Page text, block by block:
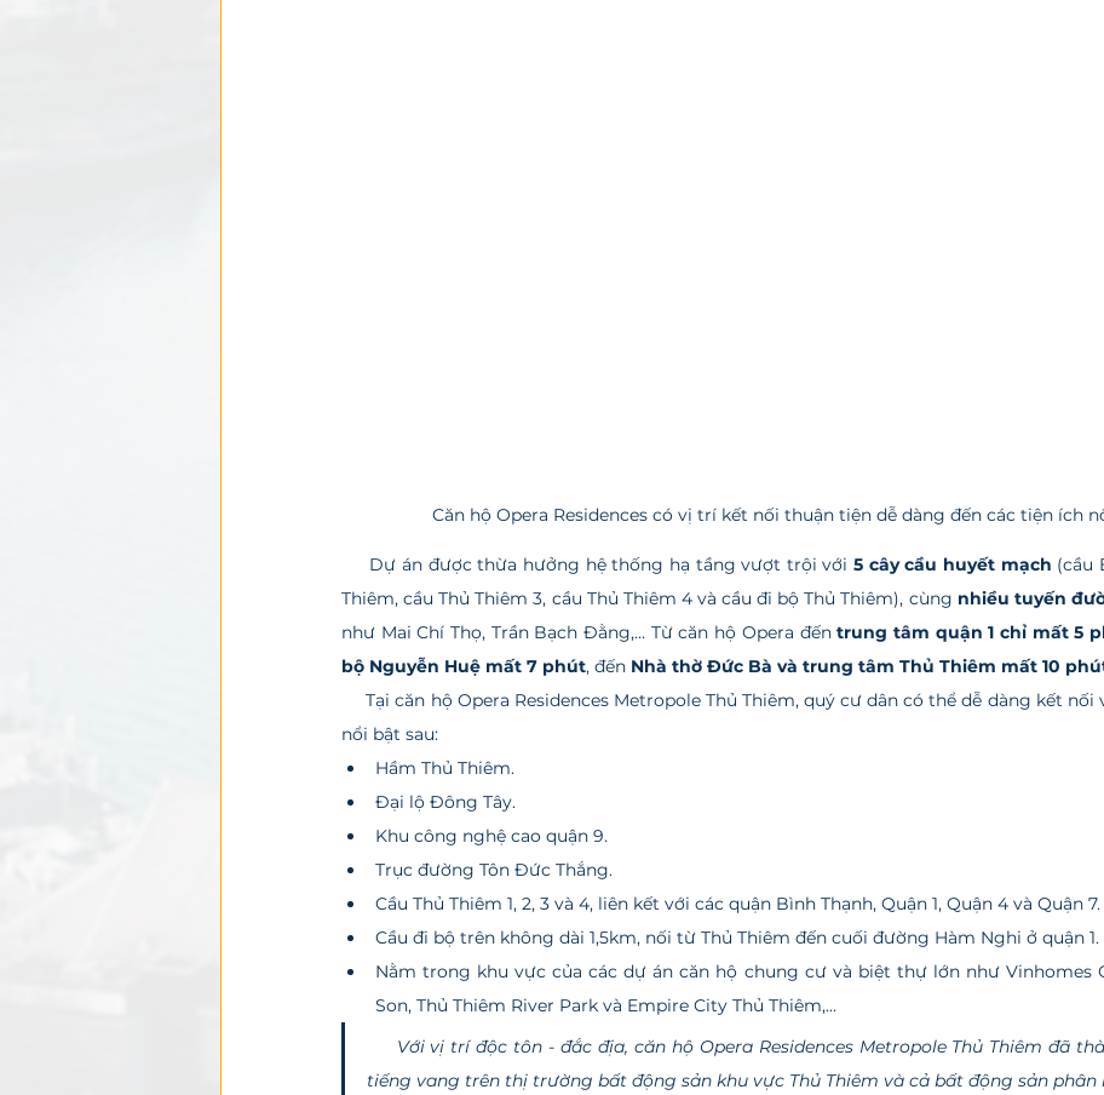
Căn hộ Opera Residences có vị trí kết nối thuận tiện dễ dàng đến các tiện ích
     Dự án được thừa hưởng hệ thống hạ tầng vượt trội với
5 cây cầu huyết mạch (cầu
Thiêm, cầu Thủ Thiêm 3, cầu Thủ Thiêm 4 và cầu đi bộ Thủ Thiêm), cùng nhiều tuyến
như Mai Chí Thọ, Trần Bạch Đằng,... Từ căn hộ Opera đến trung tâm quận 1 chỉ mất 5
bộ Nguyễn Huệ mất 7 phút, đến Nhà thờ Đức Bà và trung tâm Thủ Thiêm mất 10
     Tại căn hộ Opera Residences Metropole Thủ Thiêm, quý cư dân có thể dễ dàng kết nối với các địa điểm
nổi bật sau:
Hầm Thủ Thiêm.
Đại lộ Đông Tây.
Khu công nghệ cao quận 9.
Trục đường Tôn Đức Thắng.
Cầu Thủ Thiêm 1, 2, 3 và 4, liên kết với các quận Bình Thạnh, Quận 1, Quận 4 và Quận 7.
Cầu đi bộ trên không dài 1,5km, nối từ Thủ Thiêm đến cuối đường Hàm Nghi ở quận 1.
Nằm trong khu vực của các dự án căn hộ chung cư và biệt thự lớn như Vinhomes
Son, Thủ Thiêm River Park và Empire City Thủ Thiêm,...
Với vị trí độc tôn - đắc địa, căn hộ Opera Residences Metropole Thủ Thiêm đã
tiếng vang trên thị trường bất động sản khu vực Thủ Thiêm và cả bất động sản phân